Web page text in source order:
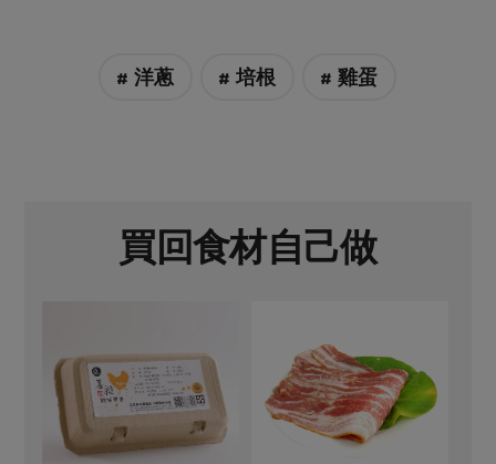
# 洋蔥 # 培根 # 雞蛋
買回食材自己做